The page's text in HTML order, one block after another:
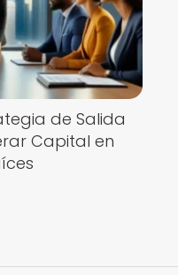
de Salida
Capital en